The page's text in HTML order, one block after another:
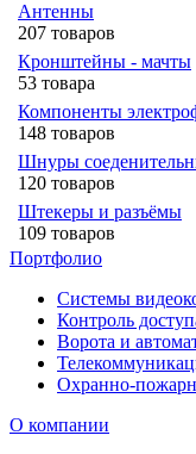
Антенны
207 товаров
Кронштейны - мачты
53 товара
Компоненты
148 товаров
Шнуры
120 товаров
Штекеры и разъёмы
109 товаров
Портфолио
Системы
Контроль
Ворота и
Охранно-
О компании